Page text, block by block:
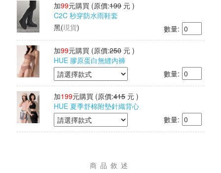
加99元購買 (原價:199 元 )
C2C 秒穿防水雨鞋套
黑(現貨) 數量:
加99元購買 (原價:250 元 )
HUE 膠原蛋白無縫內褲
數量:
加199元購買 (原價:415 元 )
HUE 夏季舒棉附墊針織背心
數量:
商品敘述